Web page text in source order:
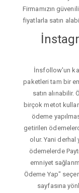
Firmamızın
fiyatlarla satın
İnsfollow'un
paketleri tam bir
satın
birçok metot
ödeme
getirilen
olur. Yani derhal
ödemelerde
emniyet
Ödeme Yap"
sayfasına